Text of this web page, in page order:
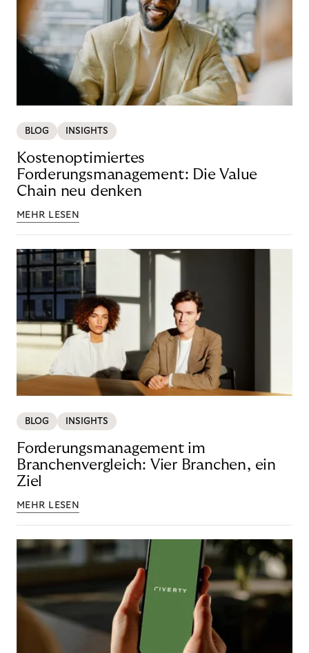
BLOG INSIGHTS
Kostenoptimiertes
Forderungsmanagement: Die Value
Chain neu denken
MEHR LESEN
BLOG INSIGHTS
Forderungsmanagement im
Branchenvergleich: Vier Branchen, ein
Ziel
MEHR LESEN